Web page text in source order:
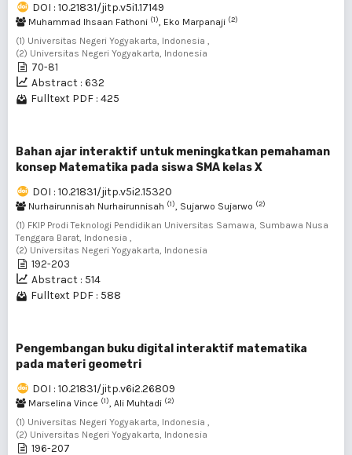
DOI : 10.21831/jitp.v5i1.17149
Muhammad Ihsaan Fathoni (1), Eko Marpanaji (2)
(1) Universitas Negeri Yogyakarta, Indonesia ,
(2) Universitas Negeri Yogyakarta, Indonesia
70-81
Abstract : 632
Fulltext PDF : 425
Bahan ajar interaktif untuk meningkatkan pemahaman
konsep Matematika pada siswa SMA kelas X
DOI : 10.21831/jitp.v5i2.15320
Nurhairunnisah Nurhairunnisah (1), Sujarwo Sujarwo (2)
(1) FKIP Prodi Teknologi Pendidikan Universitas Samawa, Sumbawa Nusa
Tenggara Barat, Indonesia ,
(2) Universitas Negeri Yogyakarta, Indonesia
192-203
Abstract : 514
Fulltext PDF : 588
Pengembangan buku digital interaktif matematika
pada materi geometri
DOI : 10.21831/jitp.v6i2.26809
Marselina Vince (1), Ali Muhtadi (2)
(1) Universitas Negeri Yogyakarta, Indonesia ,
(2) Universitas Negeri Yogyakarta, Indonesia
196-207